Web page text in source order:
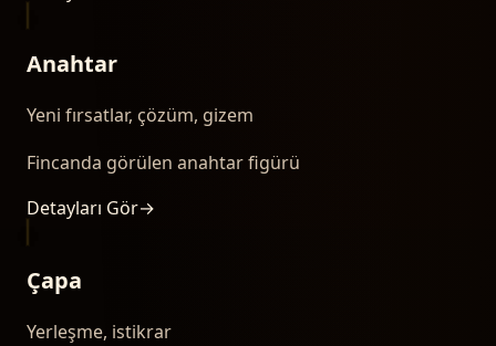
Anahtar
Yeni fırsatlar, çözüm, gizem
Fincanda görülen anahtar figürü
Detayları Gör→
Çapa
Yerleşme, istikrar